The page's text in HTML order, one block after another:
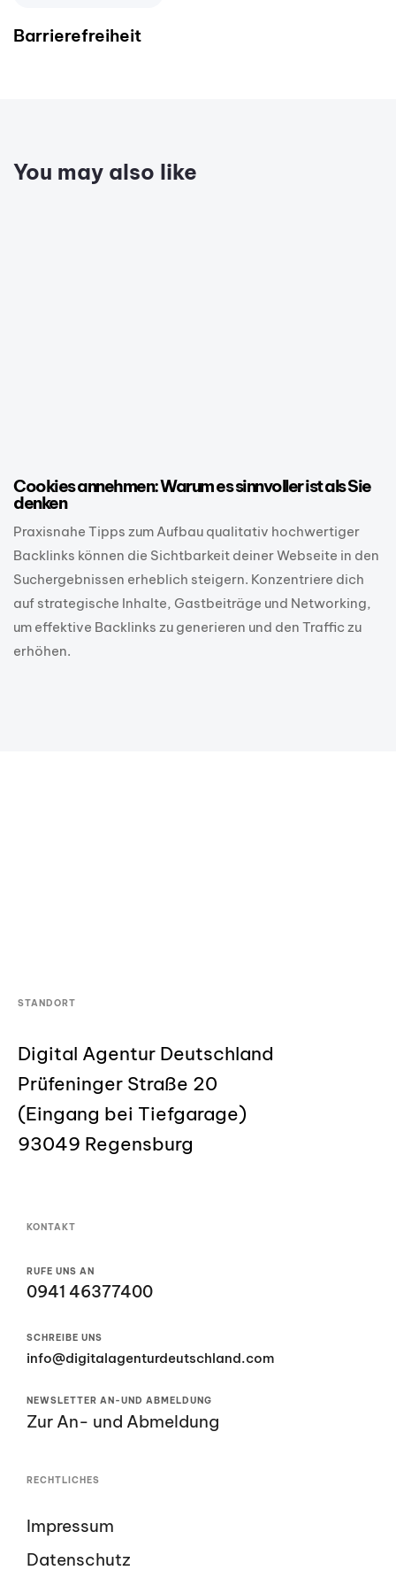
Barrierefreiheit
You may also like
Cookies annehmen: Warum es sinnvoller ist als Sie
denken
Praxisnahe Tipps zum Aufbau qualitativ hochwertiger
Backlinks können die Sichtbarkeit deiner Webseite in den
Suchergebnissen erheblich steigern. Konzentriere dich
auf strategische Inhalte, Gastbeiträge und Networking,
um effektive Backlinks zu generieren und den Traffic zu
erhöhen.
STANDORT
Digital Agentur Deutschland
Prüfeninger Straße 20
(Eingang bei Tiefgarage)
93049 Regensburg
KONTAKT
RUFE UNS AN
0941 46377400
SCHREIBE UNS
info@digitalagenturdeutschland.com
NEWSLETTER AN-UND ABMELDUNG
Zur An- und Abmeldung
RECHTLICHES
Impressum
Datenschutz